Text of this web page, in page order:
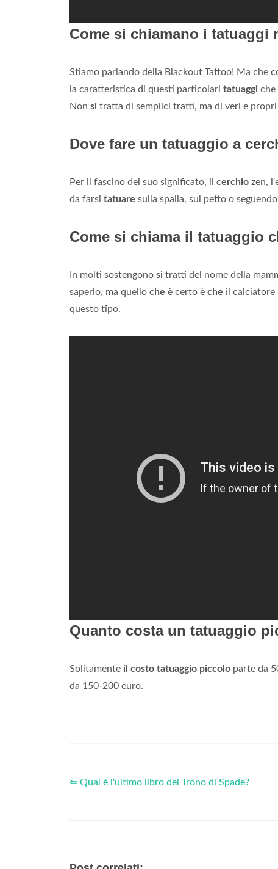
Come si chiamano i tatuaggi
Stiamo parlando della Blackout Tattoo! Ma che
la caratteristica di questi particolari tatuaggi che
Non si tratta di semplici tratti, ma di veri e
Dove fare un tatuaggio a
Per il fascino del suo significato, il cerchio zen,
da farsi tatuare sulla spalla, sul petto o
Come si chiama il tatuaggio
In molti sostengono si tratti del nome della
saperlo, ma quello che è certo è che il calciatore
questo tipo.
Quanto costa un tatuaggio
Solitamente il costo tatuaggio piccolo parte da
da 150-200 euro.
⇐ Qual è l'ultimo libro del Trono di Spade?